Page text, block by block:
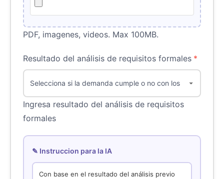
PDF, imagenes, videos. Max 100MB.
Resultado del análisis de requisitos formales *
Ingresa resultado del análisis de requisitos
formales
✎ Instruccion para la IA